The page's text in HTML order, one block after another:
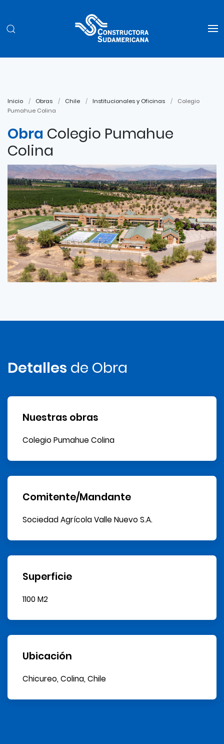
Inicio Obras Chile Institucionales y Oficinas
Colegio
Pumahue Colina
Obra Colegio Pumahue
Colina
Detalles de Obra
Nuestras obras
Colegio Pumahue Colina
Comitente/Mandante
Sociedad Agrícola Valle Nuevo S.A.
Superficie
1100 M2
Ubicación
Chicureo, Colina, Chile